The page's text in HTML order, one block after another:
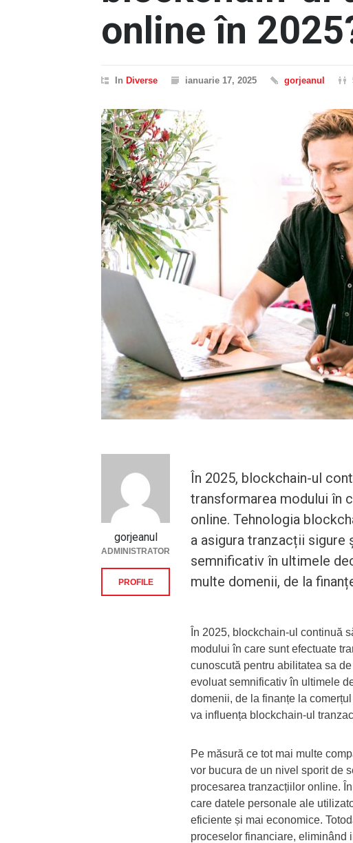
online în
In Diverse ianuarie 17, 2025 gorjeanul
În 2025, blockchain-ul
transformarea modului în
online. Tehnologia
a asigura tranzacții sigure
semnificativ în ultimele
multe domenii, de la
În 2025, blockchain-ul continuă
modului în care sunt efectuate
cunoscută pentru abilitatea sa
evoluat semnificativ în ultimele
domenii, de la finanțe la
va influența blockchain-ul
Pe măsură ce tot mai multe
vor bucura de un nivel sporit de
procesarea tranzacțiilor online.
care datele personale ale
eficiente și mai economice.
proceselor financiare, eliminând
gorjeanul
ADMINISTRATOR
PROFILE